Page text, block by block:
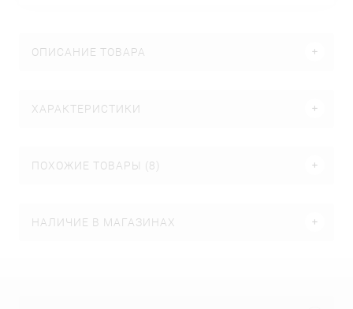
ОПИСАНИЕ ТОВАРА
ХАРАКТЕРИСТИКИ
ПОХОЖИЕ ТОВАРЫ (8)
НАЛИЧИЕ В МАГАЗИНАХ